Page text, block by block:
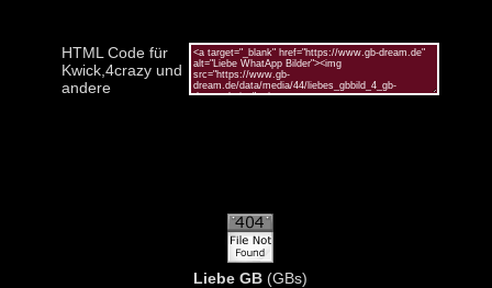
HTML Code für
Kwick,4crazy und
andere
Liebe GB(GBs)